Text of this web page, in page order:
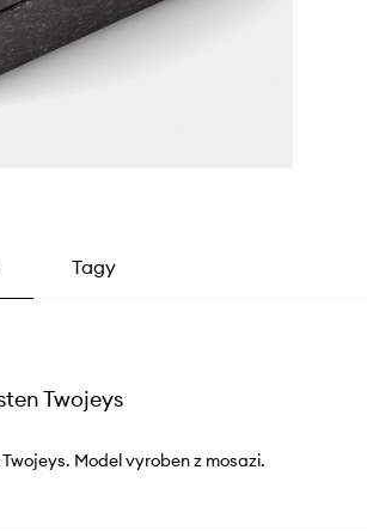
Tagy
Twojeys
Model vyroben z mosazi.